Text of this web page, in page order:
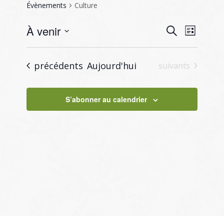
Évènements Culture
et
vues
Recherche
de
vues
Liste
À venir
Sélectionnez
une
date.
Évènements
précédents Aujourd'hui Évènements
suivants
S’abonner au calendrier